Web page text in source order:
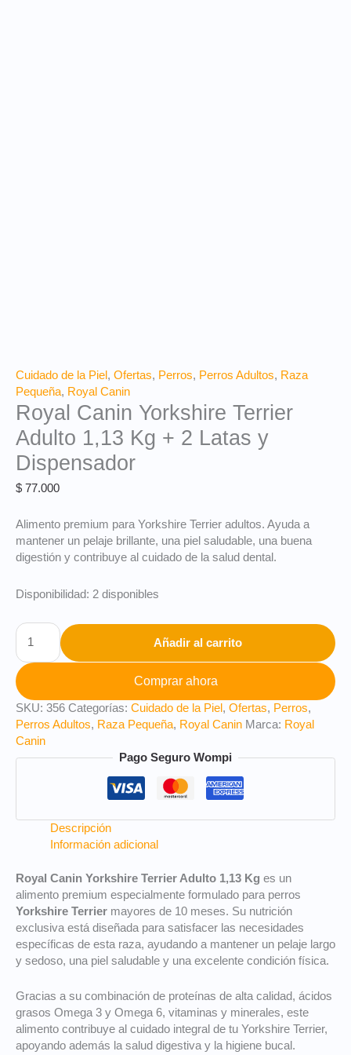
Cuidado de la Piel , Ofertas, Perros, Perros Adultos, Raza
Pequeña, Royal Canin
Royal Canin Yorkshire Terrier
Adulto 1,13 Kg + 2 Latas y
Dispensador
$ 77.000
Alimento premium para Yorkshire Terrier adultos. Ayuda a
mantener un pelaje brillante, una piel saludable, una buena
digestión y contribuye al cuidado de la salud dental.
Disponibilidad: 2 disponibles
Añadir al carrito
Comprar ahora
SKU: 356 Categorías: Cuidado de la Piel , Ofertas, Perros,
Perros Adultos, Raza Pequeña, Royal Canin Marca: Royal
Canin
Pago Seguro Wompi
Descripción
Información adicional
Royal Canin Yorkshire Terrier Adulto 1,13 Kg es un
alimento premium especialmente formulado para perros
Yorkshire Terrier mayores de 10 meses. Su nutrición
exclusiva está diseñada para satisfacer las necesidades
específicas de esta raza, ayudando a mantener un pelaje largo
y sedoso, una piel saludable y una excelente condición física.
Gracias a su combinación de proteínas de alta calidad, ácidos
grasos Omega 3 y Omega 6, vitaminas y minerales, este
alimento contribuye al cuidado integral de tu Yorkshire Terrier,
apoyando además la salud digestiva y la higiene bucal.